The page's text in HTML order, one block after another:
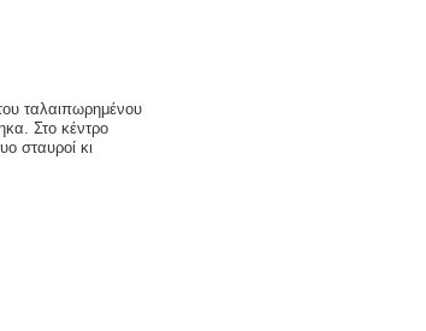
ταλαιπωρημένου
Στο κέντρο
σταυροί κι